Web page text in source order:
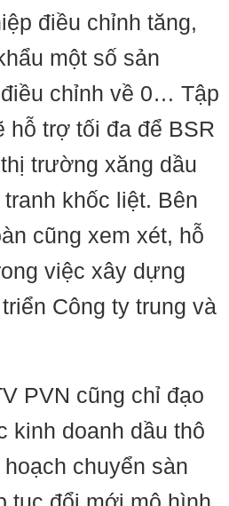
điều chỉnh tăng,
một số sản
chỉnh về 0… Tập
hỗ trợ tối đa để BSR
trường xăng dầu
khốc liệt. Bên
cũng xem xét, hỗ
việc xây dựng
Công ty trung và
PVN cũng chỉ đạo
kinh doanh dầu thô
chuyển sàn